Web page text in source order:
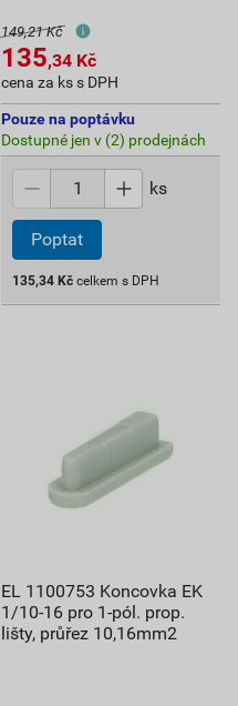
149,21 Kč
135,34 Kč
cena za ks s DPH
Pouze na poptávku
Dostupné jen v (2) prodejnách
ks
Poptat
135,34 Kč celkem s DPH
EL 1100753 Koncovka EK
1/10-16 pro 1-pól. prop.
lišty, průřez 10,16mm2